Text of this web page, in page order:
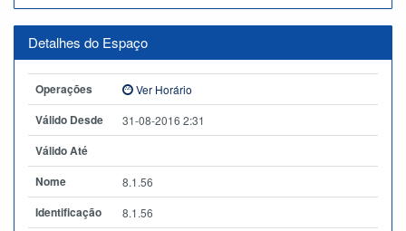
Detalhes do Espaço
Operações Ver Horário
Válido Desde 31-08-2016 2:31
Válido Até
Nome
8.1.56
Identificação 8.1.56